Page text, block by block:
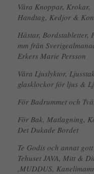
Våra Knoppar, Krokar,
Handtag, Kedjor &
Hästar, Bordstabletter,
mm från
Erkers Marie Persson
Våra Ljuslyktor,
glasklockor för ljus &
För Badrummet och
För Bak, Matlagning,
Det Dukade Bordet
Te Godis och annat
Tehuset JAVA, Mitt &
,MUDDUS,